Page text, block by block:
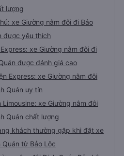
lượng
xe Giường nằm đôi đi Bảo
được yêu thích
xe Giường nằm đôi đi
được đánh giá cao
Express: xe Giường nằm đôi
Quán uy tín
Limousine: xe Giường nằm đôi
Quán chất lượng
khách thường gặp khi đặt xe
từ Bảo Lộc